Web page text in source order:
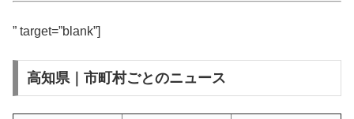
” target=”blank”]
高知県｜市町村ごとのニュース